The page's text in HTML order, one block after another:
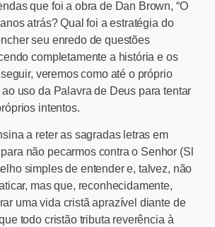
que foi a obra de Dan Brown, “O
atrás? Qual foi a estratégia do
seu enredo de questões
completamente a história e os
veremos como até o próprio
uso da Palavra de Deus para tentar
intentos.
a reter as sagradas letras em
não pecarmos contra o Senhor (Sl
simples de entender e, talvez, não
mas que, reconhecidamente,
uma vida cristã aprazível diante de
todo cristão tributa reverência à